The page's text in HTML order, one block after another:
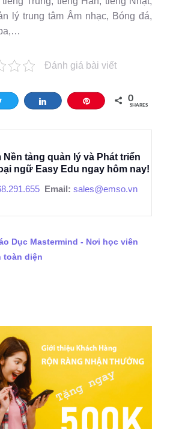
lý trung tâm Âm nhạc, Bóng đá,
Đánh giá bài viết
Tweet Share Pin 0
SHARES
Nền tảng quản lý và Phát triển
ngữ Easy Edu ngay hôm nay!
Email: sales@emso.vn
Dục Mastermind - Nơi học viên
toàn diện